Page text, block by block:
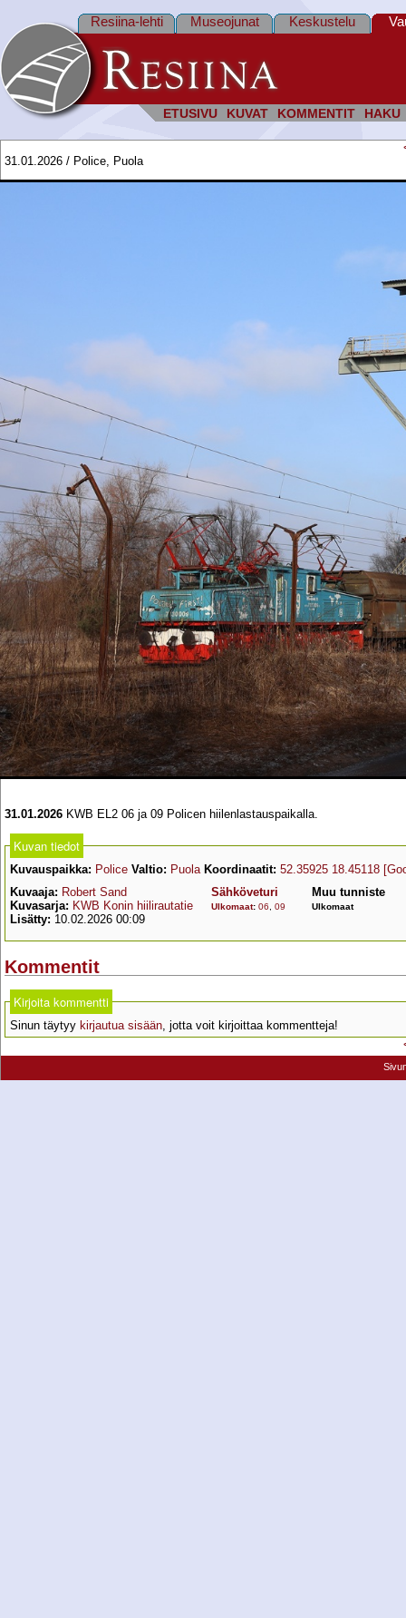
ETUSIVU KUVAT KOMMENTIT HAKU
Resiina-lehti Museojunat Keskustelu
31.01.2026 / Police, Puola
31.01.2026 KWB EL2 06 ja 09 Policen hiilenlastauspaikalla.
Kuvan tiedot
Kuvauspaikka: Police Valtio: Puola Koordinaatit: 52.35925 18.45118
Kuvaaja: Robert Sand
Kuvasarja: KWB Konin hiilirautatie
Lisätty: 10.02.2026 00:09
Sähköveturi
Ulkomaat: 06, 09
Muu tunniste
Ulkomaat
Kommentit
Kirjoita kommentti
Sinun täytyy kirjautua sisään , jotta voit kirjoittaa kommentteja!